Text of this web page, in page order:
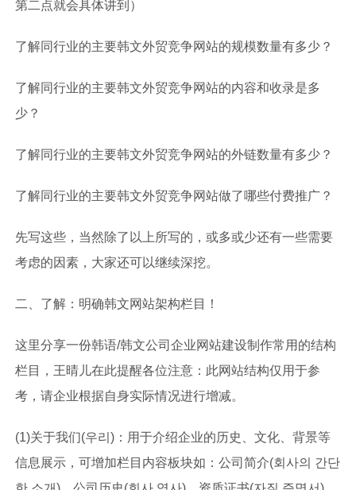
第二点就会具体讲到）
了解同行业的主要韩文外贸竞争网站的规模数量有多少？
了解同行业的主要韩文外贸竞争网站的内容和收录是多
少？
了解同行业的主要韩文外贸竞争网站的外链数量有多少？
了解同行业的主要韩文外贸竞争网站做了哪些付费推广？
先写这些，当然除了以上所写的，或多或少还有一些需要
考虑的因素，大家还可以继续深挖。
二、了解：明确韩文网站架构栏目！
这里分享一份韩语/韩文公司企业网站建设制作常用的结构
栏目，王晴儿在此提醒各位注意：此网站结构仅用于参
考，请企业根据自身实际情况进行增减。
(1)关于我们(우리)：用于介绍企业的历史、文化、背景等
信息展示，可增加栏目内容板块如：公司简介(회사의 간단